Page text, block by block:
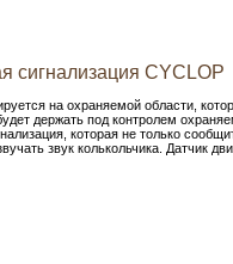
сигнализация CYCLOP
на охраняемой области,
держать под контролем
которая не только
звук колькольчика. Датчик